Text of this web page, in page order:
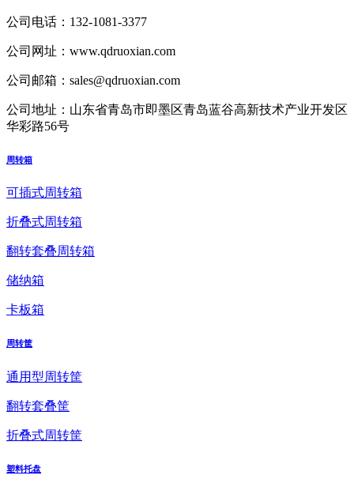
公司电话： 132-1081-3377
公司网址： www.qdruoxian.com
公司邮箱： sales@qdruoxian.com
公司地址： 山东省青岛市即墨区青岛蓝谷高新技术产业开发区
华彩路56号
周转箱
可插式周转箱
折叠式周转箱
翻转套叠周转箱
储纳箱
卡板箱
周转筐
通用型周转筐
翻转套叠筐
折叠式周转筐
塑料托盘